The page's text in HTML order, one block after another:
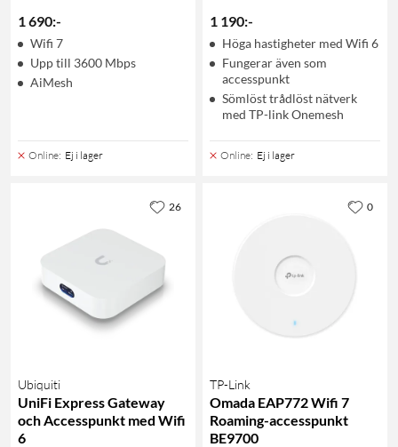
1 690:-
Wifi 7
Upp till 3600 Mbps
AiMesh
Online: Ej i lager
1 190:-
Höga hastigheter med Wifi 6
Fungerar även som
accesspunkt
Sömlöst trådlöst nätverk
med TP-link Onemesh
Online: Ej i lager
Ubiquiti
UniFi Express Gateway
och Accesspunkt med Wifi
6
26
TP-Link
Omada EAP772 Wifi 7
Roaming-accesspunkt
BE9700
0